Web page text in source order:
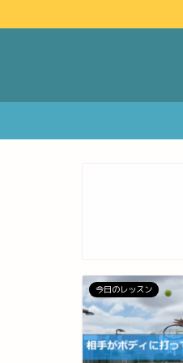
今日のレッスン